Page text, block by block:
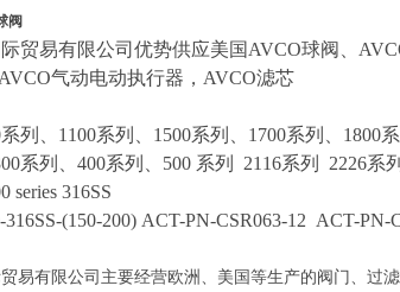
阀
贸易有限公司优势供应美国 AVCO球阀、
气动电动执行器 ， AVCO滤芯
系列 1100系列 1500系列 1700系列 1800
系列 400系列 500 系列 2116系列 2226系
series 316SS
(150-200) ACT-PN-CSR063-12 ACT-PN-
易有限公司主要经营欧洲、美国等生产的阀门、过